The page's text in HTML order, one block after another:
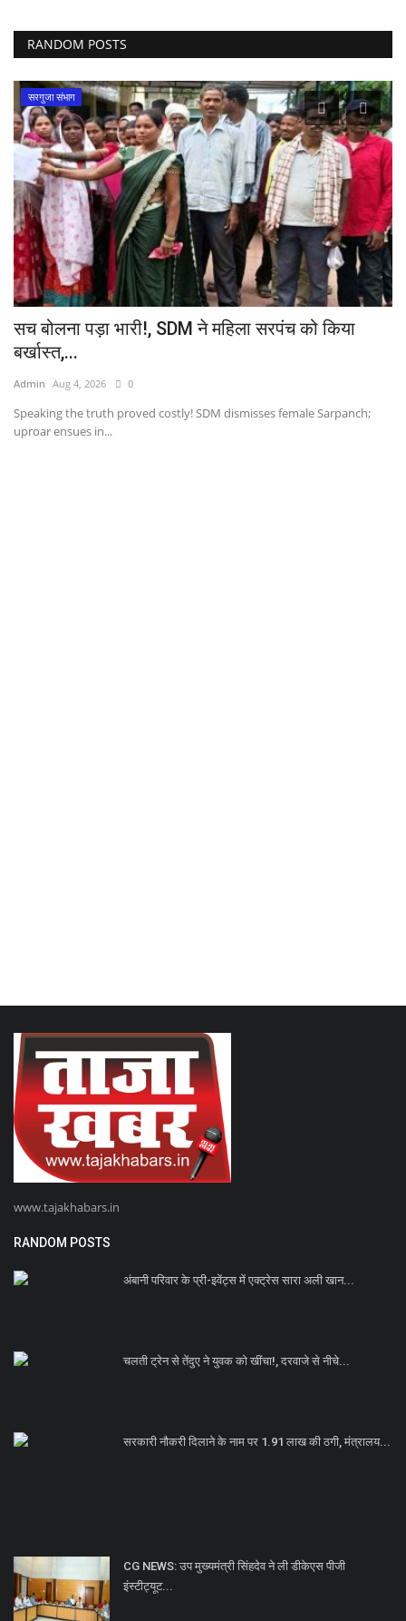
RANDOM POSTS
सरगुजा संभाग
सच बोलना पड़ा भारी!, SDM ने महिला सरपंच को किया
बर्खास्त,...
Admin Aug 4, 2026 0
Speaking the truth proved costly! SDM dismisses female Sarpanch;
uproar ensues in...
www.tajakhabars.in
RANDOM POSTS
अंबानी परिवार के प्री-इवेंट्स में एक्ट्रेस सारा अली खान...
चलती ट्रेन से तेंदुए ने युवक को खींचा!, दरवाजे से नीचे...
सरकारी नौकरी दिलाने के नाम पर 1.91 लाख की ठगी, मंत्रालय...
CG NEWS: उप मुख्यमंत्री सिंहदेव ने ली डीकेएस पीजी
इंस्टीट्यूट...